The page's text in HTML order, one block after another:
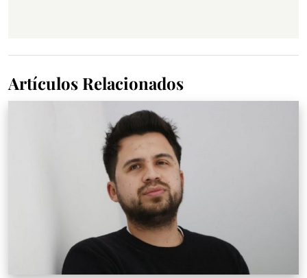
Artículos Relacionados